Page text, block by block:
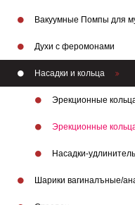
Вакуумные Помпы для
Духи с феромонами
Насадки и кольца
Эрекционные
Эрекционные
Насадки-удлинитель
Шарики вагиналъные/